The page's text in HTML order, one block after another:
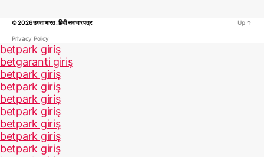
© 2026उगता भारत : हिंदी समाचार पत्र
Privacy Policy
Up ↑
betpark giriş
betgaranti giriş
betpark giriş
betpark giriş
betpark giriş
betpark giriş
betpark giriş
betpark giriş
betpark giriş